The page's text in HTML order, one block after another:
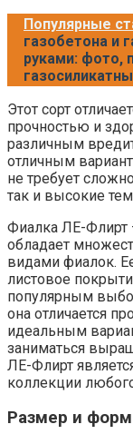
Популярные
газобетона и
руками: фото,
Этот сорт
прочностью и
различным
отличным
не требует
так и высокие
Фиалка ЛЕ-Флирт
обладает
видами фиалок.
листовое
популярным
она отличается
идеальным
заниматься
ЛЕ-Флирт
коллекции
Размер и